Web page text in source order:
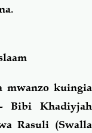
mwanzo kuingia
Bibi Khadiyjah
Rasuli (Swalla